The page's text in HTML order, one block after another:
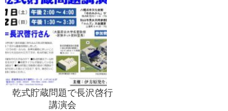
乾式貯蔵問題で長沢啓行
講演会